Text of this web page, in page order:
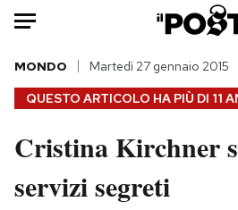
Auto
HOME
Italia
Politica
QUESTO ARTICOLO HA PIÙ DI 11
MONDO Martedì 27 gennaio 2015
Cristina Kirchner
servizi segreti